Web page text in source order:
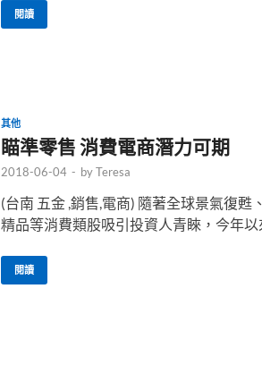
閱讀
其他
瞄準零售 消費電商潛力可期
2018-06-04 - byTeresa
(台南 五金 ,銷售,電商) 隨著全球景氣復甦
精品等消費類股吸引投資人青睞，今年以
閱讀